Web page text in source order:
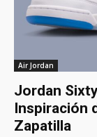
Air Jordan
Jordan
Inspiración
Zapatilla